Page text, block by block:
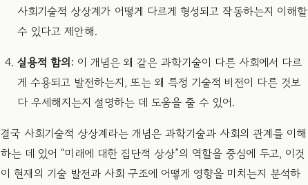
사회기술적 상상계가 어떻게 다르게 형성되고 작동하는지 이해할
수 있다고 제안해.
실용적 함의: 이 개념은 왜 같은 과학기술이 다른 사회에서 다르
게 수용되고 발전하는지, 또는 왜 특정 기술적 비전이 다른 것보
다 우세해지는지 설명하는 데 도움을 줄 수 있어.
결국 사회기술적 상상계라는 개념은 과학기술과 사회의 관계를 이해
하는 데 있어 “미래에 대한 집단적 상상”의 역할을 중심에 두고, 이것
이 현재의 기술 발전과 사회 구조에 어떻게 영향을 미치는지 분석하